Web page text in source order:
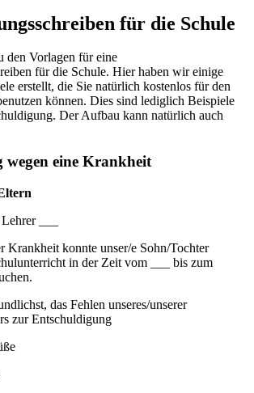
für die Schule
den Vorlagen für eine
für die Schule. Hier haben wir einige
erstellt, die Sie natürlich kostenlos für den
können. Dies sind lediglich Beispiele
Der Aufbau kann natürlich auch
wegen eine Krankheit
___
Krankheit konnte unser/e Sohn/Tochter
in der Zeit vom ___ bis zum
das Fehlen unseres/unserer
zur Entschuldigung